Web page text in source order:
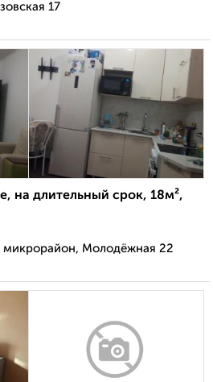
17
на длительный срок, 18м²,
Молодёжная 22